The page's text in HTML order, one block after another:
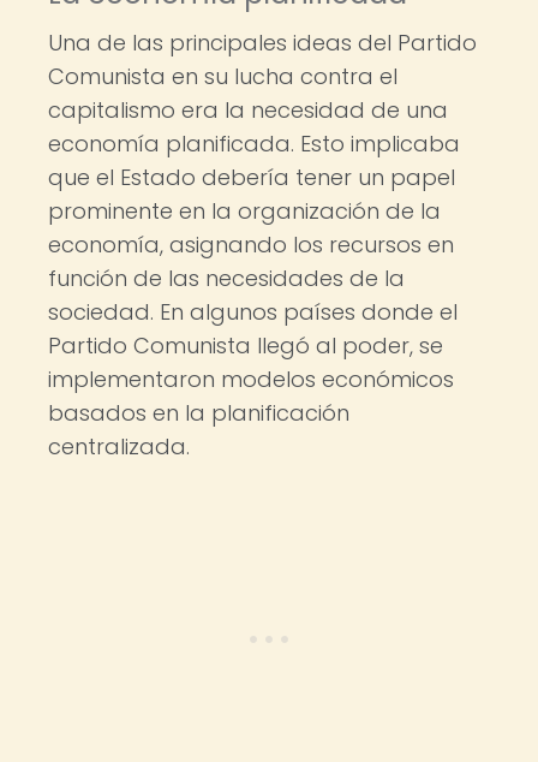
Una de las principales ideas del Partido
Comunista en su lucha contra el
capitalismo era la necesidad de una
economía planificada. Esto implicaba
que el Estado debería tener un papel
prominente en la organización de la
economía, asignando los recursos en
función de las necesidades de la
sociedad. En algunos países donde el
Partido Comunista llegó al poder, se
implementaron modelos económicos
basados en la planificación
centralizada.